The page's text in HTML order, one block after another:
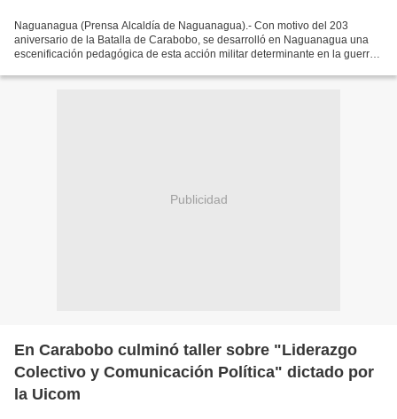
Naguanagua (Prensa Alcaldía de Naguanagua).- Con motivo del 203
aniversario de la Batalla de Carabobo, se desarrolló en Naguanagua una
escenificación pedagógica de esta acción militar determinante en la guerra
Publicidad
En Carabobo culminó taller sobre "Liderazgo
Colectivo y Comunicación Política" dictado por
la Uicom